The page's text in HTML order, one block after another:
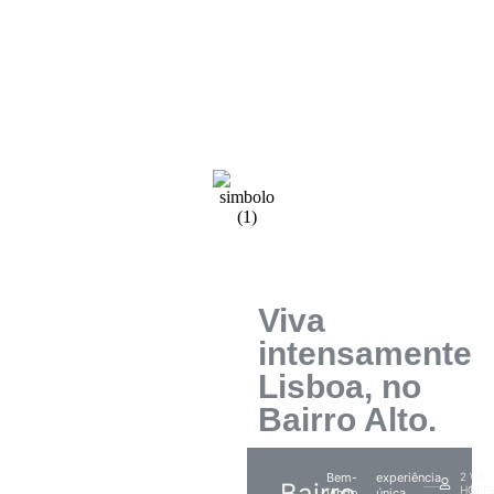
Viva
intensamente
Lisboa, no
Bairro Alto.
Bem-
experiência
2 WI-
FI